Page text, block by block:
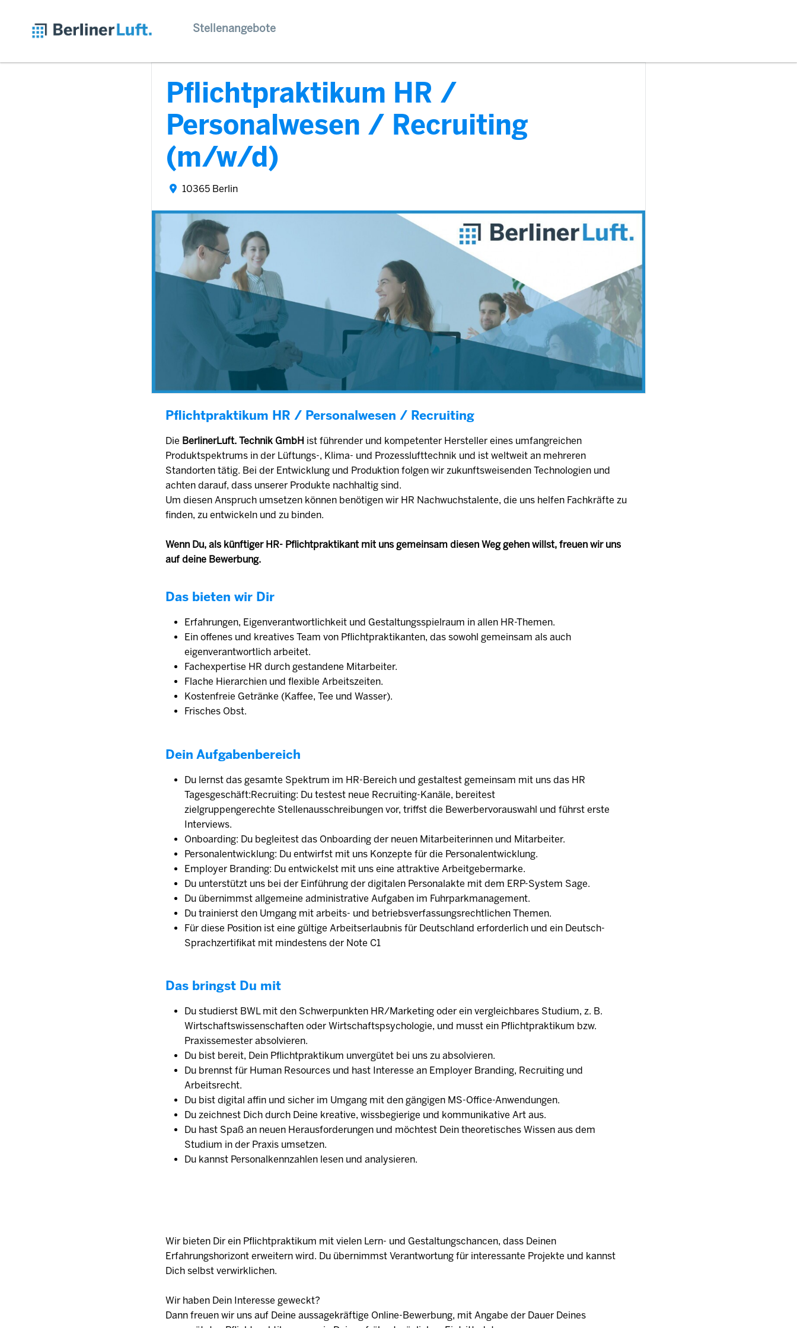
Stellenangebote
Pflichtpraktikum HR /
Personalwesen / Recruiting
(m/w/d)
10365 Berlin
Pflichtpraktikum HR / Personalwesen / Recruiting
Die BerlinerLuft. Technik GmbH ist führender und kompetenter Hersteller eines umfangreichen
Produktspektrums in der Lüftungs-, Klima- und Prozesslufttechnik und ist weltweit an mehreren
Standorten tätig. Bei der Entwicklung und Produktion folgen wir zukunftsweisenden Technologien und
achten darauf, dass unserer Produkte nachhaltig sind.
Um diesen Anspruch umsetzen können benötigen wir HR Nachwuchstalente, die uns helfen Fachkräfte zu
finden, zu entwickeln und zu binden.
Wenn Du, als künftiger HR- Pflichtpraktikant mit uns gemeinsam diesen Weg gehen willst, freuen wir uns
auf deine Bewerbung.
Das bieten wir Dir
Erfahrungen, Eigenverantwortlichkeit und Gestaltungsspielraum in allen HR-Themen.
Ein offenes und kreatives Team von Pflichtpraktikanten, das sowohl gemeinsam als auch
eigenverantwortlich arbeitet.
Fachexpertise HR durch gestandene Mitarbeiter.
Flache Hierarchien und flexible Arbeitszeiten.
Kostenfreie Getränke (Kaffee, Tee und Wasser).
Frisches Obst.
Dein Aufgabenbereich
Du lernst das gesamte Spektrum im HR-Bereich und gestaltest gemeinsam mit uns das HR
Tagesgeschäft:Recruiting: Du testest neue Recruiting-Kanäle, bereitest
zielgruppengerechte Stellenausschreibungen vor, triffst die Bewerbervorauswahl und führst erste
Interviews.
Onboarding: Du begleitest das Onboarding der neuen Mitarbeiterinnen und Mitarbeiter.
Personalentwicklung: Du entwirfst mit uns Konzepte für die Personalentwicklung.
Employer Branding: Du entwickelst mit uns eine attraktive Arbeitgebermarke.
Du unterstützt uns bei der Einführung der digitalen Personalakte mit dem ERP-System Sage.
Du übernimmst allgemeine administrative Aufgaben im Fuhrparkmanagement.
Du trainierst den Umgang mit arbeits- und betriebsverfassungsrechtlichen Themen.
Für diese Position ist eine gültige Arbeitserlaubnis für Deutschland erforderlich und ein Deutsch-
Sprachzertifikat mit mindestens der Note C1
Das bringst Du mit
Du studierst BWL mit den Schwerpunkten HR/Marketing oder ein vergleichbares Studium, z. B.
Wirtschaftswissenschaften oder Wirtschaftspsychologie, und musst ein Pflichtpraktikum bzw.
Praxissemester absolvieren.
Du bist bereit, Dein Pflichtpraktikum unvergütet bei uns zu absolvieren.
Du brennst für Human Resources und hast Interesse an Employer Branding, Recruiting und
Arbeitsrecht.
Du bist digital affin und sicher im Umgang mit den gängigen MS-Office-Anwendungen.
Du zeichnest Dich durch Deine kreative, wissbegierige und kommunikative Art aus.
Du hast Spaß an neuen Herausforderungen und möchtest Dein theoretisches Wissen aus dem
Studium in der Praxis umsetzen.
Du kannst Personalkennzahlen lesen und analysieren.
Wir bieten Dir ein Pflichtpraktikum mit vielen Lern- und Gestaltungschancen, dass Deinen
Erfahrungshorizont erweitern wird. Du übernimmst Verantwortung für interessante Projekte und kannst
Dich selbst verwirklichen.
Wir haben Dein Interesse geweckt?
Dann freuen wir uns auf Deine aussagekräftige Online-Bewerbung, mit Angabe der Dauer Deines